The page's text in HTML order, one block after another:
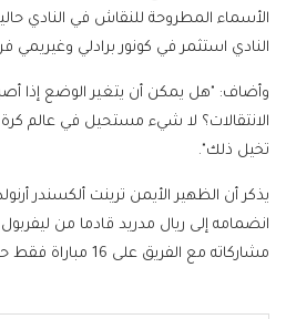
الأسماء المطروحة للنقاش في النادي
النادي استثمر في كونور برادلي وغيريمي
وأضاف: "هل يمكن أن يتغير الوضع إذا
الانتقالات؟ لا شيء مستحيل في عالم
تخيل ذلك".
يذكر أن الظهير الأيمن ترينت ألكسندر
انضمامه إلى ريال مدريد قادما من
مشاركاته مع الفريق على 16 مباراة فقط حتى الآن.